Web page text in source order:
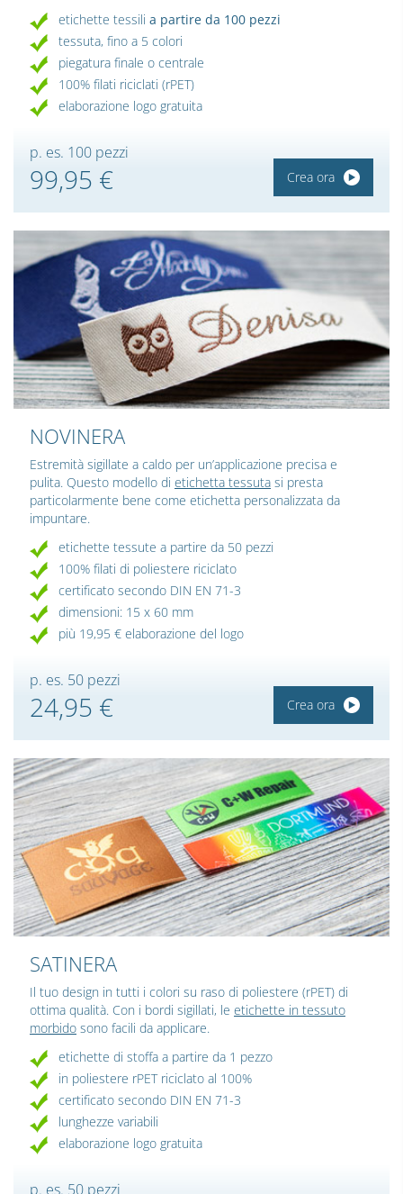
etichette tessili a partire da 100 pezzi
tessuta, fino a 5 colori
piegatura finale o centrale
100% filati riciclati (rPET)
elaborazione logo gratuita
p. es. 100 pezzi
99,95 € Crea ora
NOVINERA
Estremità sigillate a caldo per un’applicazione precisa e
pulita. Questo modello di etichetta tessuta si presta
particolarmente bene come etichetta personalizzata da
impuntare.
etichette tessute a partire da 50 pezzi
100% filati di poliestere riciclato
certificato secondo DIN EN 71-3
dimensioni: 15 x 60 mm
più 19,95 € elaborazione del logo
p. es. 50 pezzi
24,95 € Crea ora
SATINERA
Il tuo design in tutti i colori su raso di poliestere (rPET) di
ottima qualità. Con i bordi sigillati, le etichette in tessuto
morbido sono facili da applicare.
etichette di stoffa a partire da 1 pezzo
in poliestere rPET riciclato al 100%
certificato secondo DIN EN 71-3
lunghezze variabili
elaborazione logo gratuita
p. es. 50 pezzi